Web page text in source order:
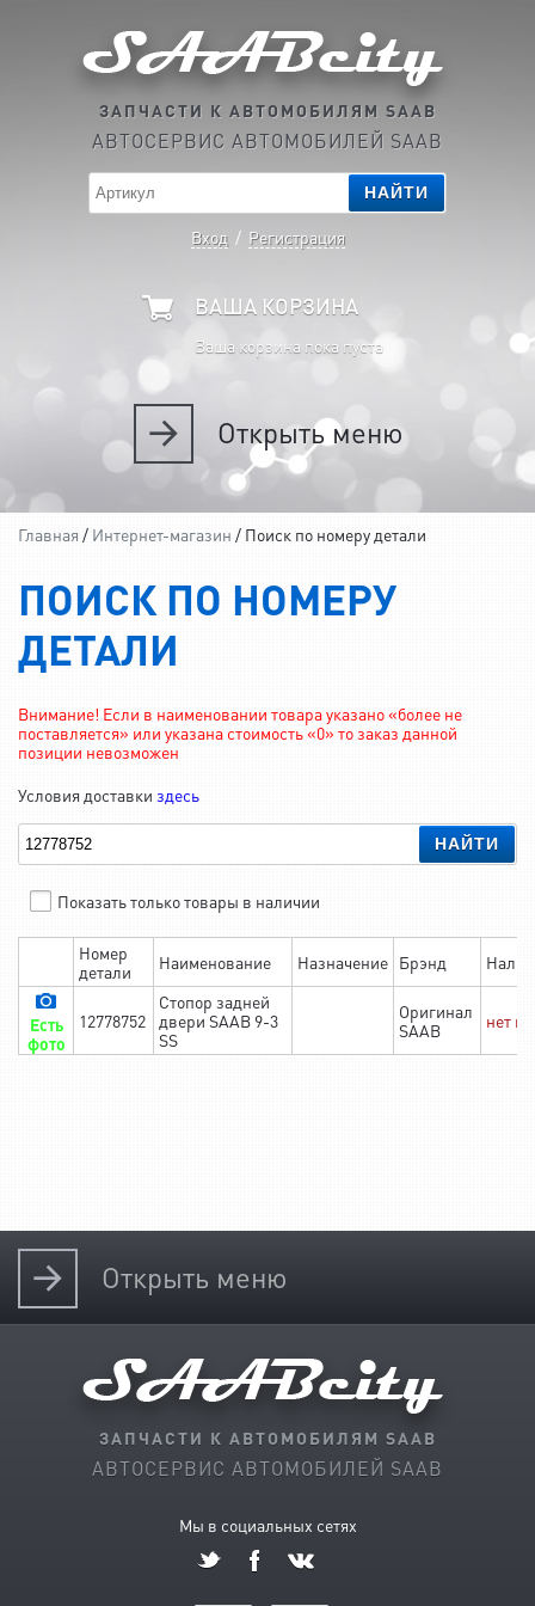
ЗАПЧАСТИ К АВТОМОБИЛЯМ SAAB
АВТОСЕРВИС АВТОМОБИЛЕЙ SAAB
НАЙТИ
Вход / Регистрация
ВАША КОРЗИНА
Ваша корзина пока пуста
Открытьменю
Главная / Интернет-магазин / Поиск по номеру детали
ПОИСК ПО НОМЕРУ
ДЕТАЛИ
Внимание! Если в наименовании товара указано «более не
поставляется» или указана стоимость «0» то заказ данной
позиции невозможен
Условия доставки здесь
НАЙТИ
Показать только товары в наличии
Номер
детали
Наименование Назначение Брэнд
Есть
фото
12778752
Стопор задней
двери SAAB 9-3
SS
Оригинал
SAAB
нет в
Открыть меню
ЗАПЧАСТИ К АВТОМОБИЛЯМ SAAB
АВТОСЕРВИС АВТОМОБИЛЕЙ SAAB
Мы в социальных сетях